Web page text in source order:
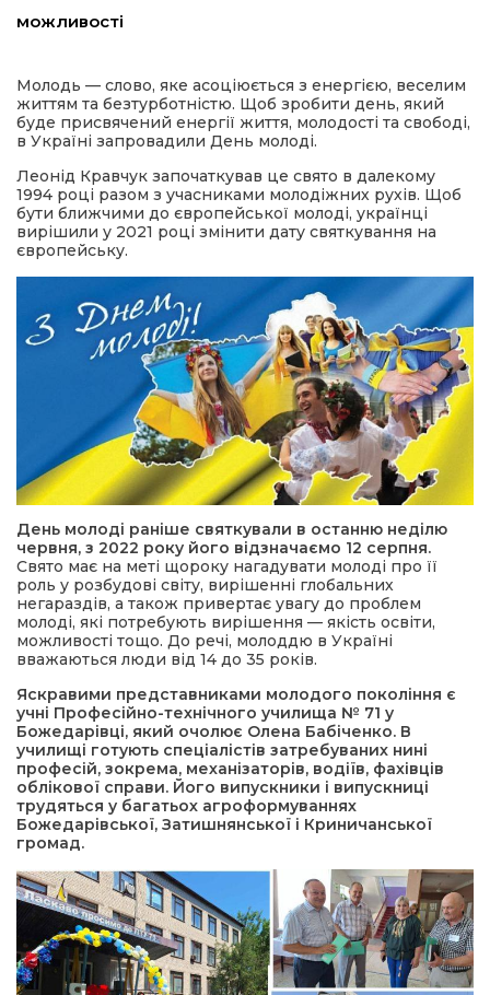
Відповідаємо
можливості
Молодь — слово, яке асоціюється з енергією, веселим
життям та безтурботністю. Щоб зробити день, який
буде присвячений енергії життя, молодості та свободі,
в Україні запровадили День молоді.
Леонід Кравчук започаткував це свято в далекому
1994 році разом з учасниками молодіжних рухів. Щоб
бути ближчими до європейської молоді, українці
вирішили у 2021 році змінити дату святкування на
європейську.
День молоді раніше святкували в останню неділю
червня, з 2022 року його відзначаємо 12 серпня.
Свято має на меті щороку нагадувати молоді про її
роль у розбудові світу, вирішенні глобальних
негараздів, а також привертає увагу до проблем
молоді, які потребують вирішення — якість освіти,
можливості тощо. До речі, молоддю в Україні
вважаються люди від 14 до 35 років.
Яскравими представниками молодого покоління є
учні Професійно-технічного училища № 71 у
Божедарівці, який очолює Олена Бабіченко. В
училищі готують спеціалістів затребуваних нині
професій, зокрема, механізаторів, водіїв, фахівців
облікової справи. Його випускники і випускниці
трудяться у багатьох агроформуваннях
Божедарівської, Затишнянської і Криничанської
громад.